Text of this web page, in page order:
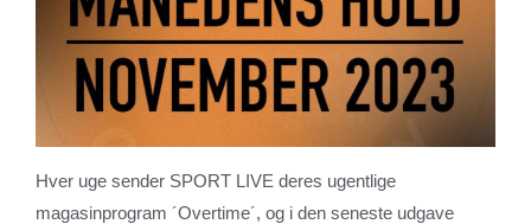
Hver uge sender SPORT LIVE deres ugentlige
magasinprogram ´Overtime´, og i den seneste udgave